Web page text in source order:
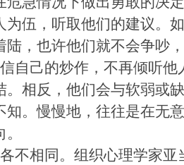
为伍，听取他们的建议。
陆，也许他们就不会争吵
自己的炒作，不再倾听
。相反，他们会与软弱或
知。慢慢地，往往是在无
不相同。组织心理学家亚